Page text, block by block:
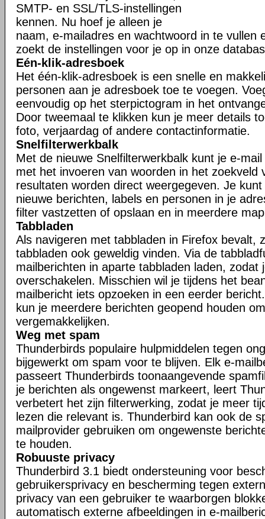
SMTP- en SSL/TLS-instellingen
kennen. Nu hoef je alleen je
naam, e-mailadres en wachtwoord in te vullen
zoekt de instellingen voor je op in onze
Eén-klik-adresboek
Het één-klik-adresboek is een snelle en
personen aan je adresboek toe te voegen.
eenvoudig op het sterpictogram in het
Door tweemaal te klikken kun je meer details
foto, verjaardag of andere contactinformatie.
Snelfilterwerkbalk
Met de nieuwe Snelfilterwerkbalk kunt je e-
met het invoeren van woorden in het zoekveld
resultaten worden direct weergegeven. Je
nieuwe berichten, labels en personen in je
filter vastzetten of opslaan en in meerdere
Tabbladen
Als navigeren met tabbladen in Firefox bevalt,
tabbladen ook geweldig vinden. Via de
mailberichten in aparte tabbladen laden, zodat
overschakelen. Misschien wil je tijdens het
mailbericht iets opzoeken in een eerder
kun je meerdere berichten geopend houden
vergemakkelijken.
Weg met spam
Thunderbirds populaire hulpmiddelen tegen
bijgewerkt om spam voor te blijven. Elk e-
passeert Thunderbirds toonaangevende
je berichten als ongewenst markeert, leert
verbetert het zijn filterwerking, zodat je meer
lezen die relevant is. Thunderbird kan ook de
mailprovider gebruiken om ongewenste
te houden.
Robuuste privacy
Thunderbird 3.1 biedt ondersteuning voor
gebruikersprivacy en bescherming tegen
privacy van een gebruiker te waarborgen
automatisch externe afbeeldingen in e-